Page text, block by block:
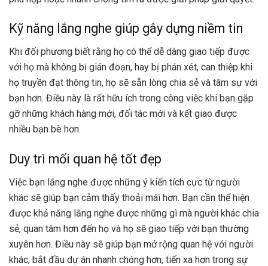
Kỹ năng lắng nghe giúp gây dựng niềm tin
Khi đối phương biết rằng họ có thể dễ dàng giao tiếp được
với họ mà không bị gián đoạn, hay bị phán xét, can thiệp khi
họ truyền đạt thông tin, họ sẽ sẵn lòng chia sẻ và tâm sự với
bạn hơn. Điều này là rất hữu ích trong công việc khi bạn gặp
gỡ những khách hàng mới, đối tác mới và kết giao được
nhiều bạn bè hơn.
Duy trì mối quan hệ tốt đẹp
Việc bạn lắng nghe được những ý kiến tích cực từ người
khác sẽ giúp bạn cảm thấy thoải mái hơn. Bạn cần thể hiện
được khả năng lắng nghe được những gì mà người khác chia
sẻ, quan tâm hơn đến họ và họ sẽ giao tiếp với bạn thường
xuyên hơn. Điều này sẽ giúp bạn mở rộng quan hệ với người
khác, bắt đầu dự án nhanh chóng hơn, tiến xa hơn trong sự